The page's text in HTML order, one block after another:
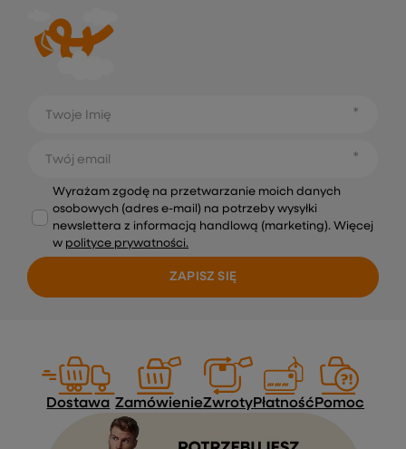
Twoje Imię
Twój email
Wyrażam zgodę na przetwarzanie moich danych
osobowych (adres e-mail) na potrzeby wysyłki
newslettera z informacją handlową (marketing). Więcej
w polityce prywatności.
ZAPISZ SIĘ
Dostawa ZamówienieZwrotyPłatnośćPomoc